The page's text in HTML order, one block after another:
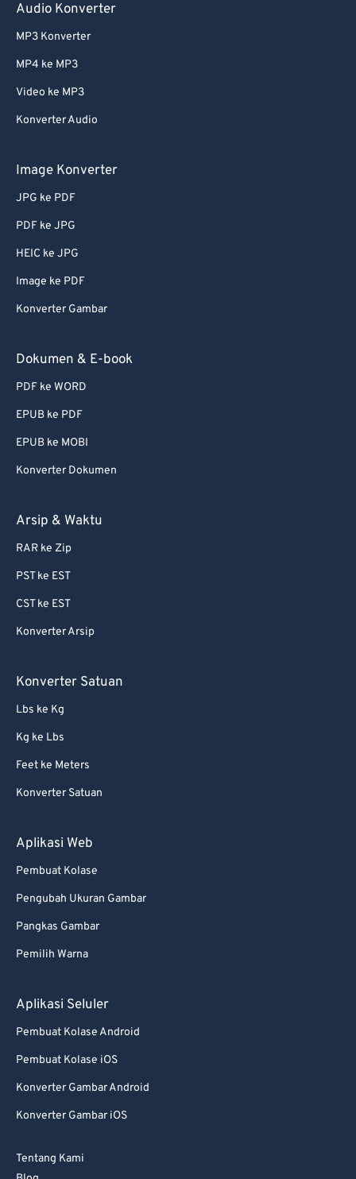
Audio Konverter
MP3 Konverter
MP4 ke MP3
Video ke MP3
Konverter Audio
Image Konverter
JPG ke PDF
PDF ke JPG
HEIC ke JPG
Image ke PDF
Konverter Gambar
Dokumen & E-book
PDF ke WORD
EPUB ke PDF
EPUB ke MOBI
Konverter Dokumen
Arsip & Waktu
RAR ke Zip
PST ke EST
CST ke EST
Konverter Arsip
Konverter Satuan
Lbs ke Kg
Kg ke Lbs
Feet ke Meters
Konverter Satuan
Aplikasi Web
Pembuat Kolase
Pengubah Ukuran Gambar
Pangkas Gambar
Pemilih Warna
Aplikasi Seluler
Pembuat Kolase Android
Pembuat Kolase iOS
Konverter Gambar Android
Konverter Gambar iOS
Tentang Kami